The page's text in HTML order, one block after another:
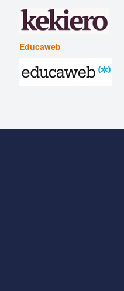
Educaweb